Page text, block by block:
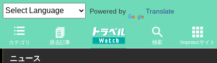
Powered by Translate
カテゴリ 過去記事 検索 Impressサイト
トラベル Watch 旅のアイテム スマホ・ルーター スマートフォ
ニュース